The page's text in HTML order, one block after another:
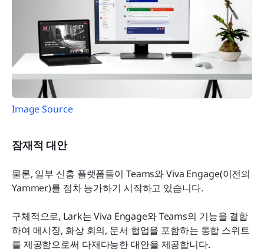
Image Source
잠재적 대안
물론, 일부 신흥 플랫폼들이 Teams와 Viva Engage(이전의
Yammer)를 점차 능가하기 시작하고 있습니다.
구체적으로, Lark는 Viva Engage와 Teams의 기능을 결합
하여 메시징, 화상 회의, 문서 협업을 포함하는 통합 스위트
를 제공함으로써 다재다능한 대안을 제공합니다.